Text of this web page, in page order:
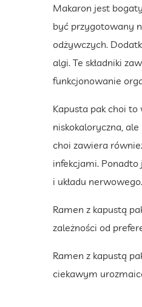
Makaron jest
być przygotowany
odżywczych.
algi. Te składniki
funkcjonowanie
Kapusta pak choi
niskokaloryczna,
choi zawiera
infekcjami. Ponadto
i układu nerwowego.
Ramen z kapustą
zależności od
Ramen z kapustą
ciekawym